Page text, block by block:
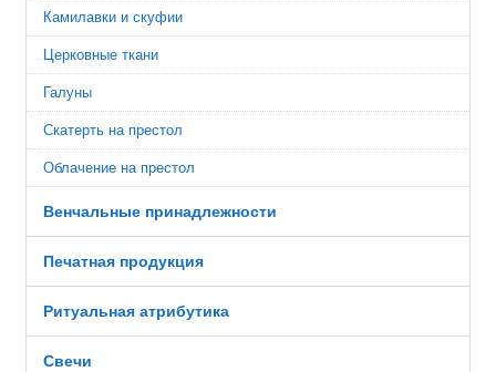
Камилавки и скуфии
Церковные ткани
Галуны
Скатерть на престол
Облачение на престол
Венчальные принадлежности
Печатная продукция
Ритуальная атрибутика
Свечи